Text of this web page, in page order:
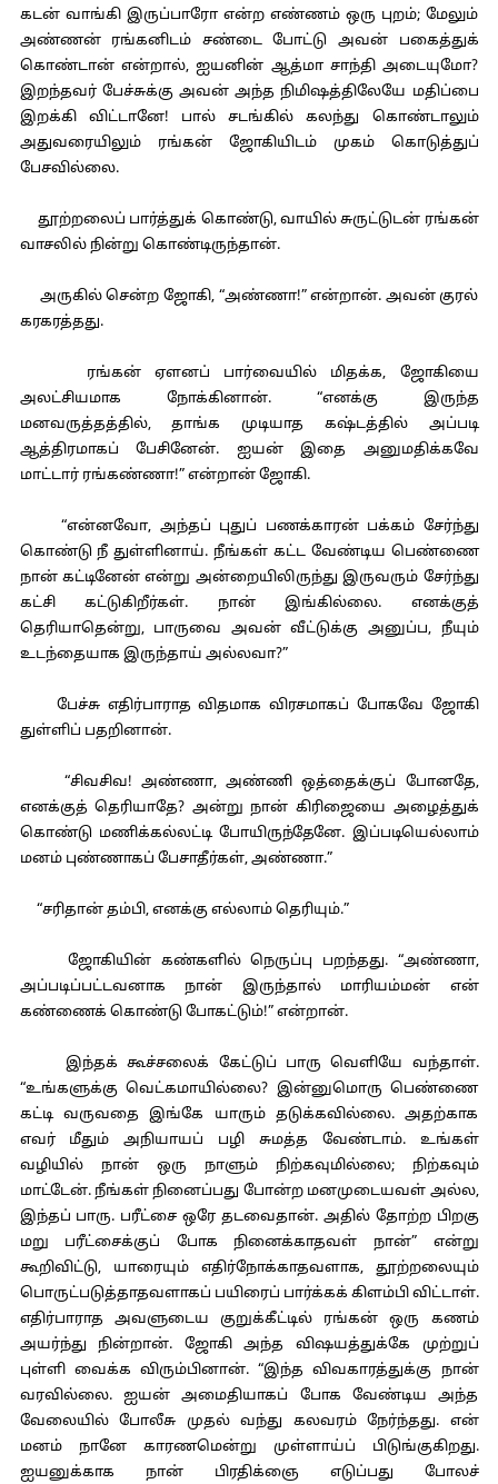
கடன் வாங்கி இருப்பாரோ என்ற எண்ணம் ஒரு புறம்; மேலும்
அண்ணன் ரங்கனிடம் சண்டை போட்டு அவன் பகைத்துக்
கொண்டான் என்றால், ஐயனின் ஆத்மா சாந்தி அடையுமோ?
இறந்தவர் பேச்சுக்கு அவன் அந்த நிமிஷத்திலேயே மதிப்பை
இறக்கி விட்டானே! பால் சடங்கில் கலந்து கொண்டாலும்
அதுவரையிலும் ரங்கன் ஜோகியிடம் முகம் கொடுத்துப்
பேசவில்லை.
தூற்றலைப் பார்த்துக் கொண்டு, வாயில் சுருட்டுடன் ரங்கன்
வாசலில் நின்று கொண்டிருந்தான்.
அருகில் சென்ற ஜோகி, “அண்ணா!” என்றான். அவன் குரல்
கரகரத்தது.
ரங்கன் ஏளனப் பார்வையில் மிதக்க, ஜோகியை
அலட்சியமாக நோக்கினான். “எனக்கு இருந்த
மனவருத்தத்தில், தாங்க முடியாத கஷ்டத்தில் அப்படி
ஆத்திரமாகப் பேசினேன். ஐயன் இதை அனுமதிக்கவே
மாட்டார் ரங்கண்ணா!” என்றான் ஜோகி.
“என்னவோ, அந்தப் புதுப் பணக்காரன் பக்கம் சேர்ந்து
கொண்டு நீ துள்ளினாய். நீங்கள் கட்ட வேண்டிய பெண்ணை
நான் கட்டினேன் என்று அன்றையிலிருந்து இருவரும் சேர்ந்து
கட்சி கட்டுகிறீர்கள். நான் இங்கில்லை. எனக்குத்
தெரியாதென்று, பாருவை அவன் வீட்டுக்கு அனுப்ப, நீயும்
உடந்தையாக இருந்தாய் அல்லவா?”
பேச்சு எதிர்பாராத விதமாக விரசமாகப் போகவே ஜோகி
துள்ளிப் பதறினான்.
“சிவசிவ! அண்ணா, அண்ணி ஒத்தைக்குப் போனதே,
எனக்குத் தெரியாதே? அன்று நான் கிரிஜையை அழைத்துக்
கொண்டு மணிக்கல்லட்டி போயிருந்தேனே. இப்படியெல்லாம்
மனம் புண்ணாகப் பேசாதீர்கள், அண்ணா.”
“சரிதான் தம்பி, எனக்கு எல்லாம் தெரியும்.”
ஜோகியின் கண்களில் நெருப்பு பறந்தது. “அண்ணா,
அப்படிப்பட்டவனாக நான் இருந்தால் மாரியம்மன் என்
கண்ணைக் கொண்டு போகட்டும்!” என்றான்.
இந்தக் கூச்சலைக் கேட்டுப் பாரு வெளியே வந்தாள்.
“உங்களுக்கு வெட்கமாயில்லை? இன்னுமொரு பெண்ணை
கட்டி வருவதை இங்கே யாரும் தடுக்கவில்லை. அதற்காக
எவர் மீதும் அநியாயப் பழி சுமத்த வேண்டாம். உங்கள்
வழியில் நான் ஒரு நாளும் நிற்கவுமில்லை; நிற்கவும்
மாட்டேன். நீங்கள் நினைப்பது போன்ற மனமுடையவள் அல்ல,
இந்தப் பாரு. பரீட்சை ஒரே தடவைதான். அதில் தோற்ற பிறகு
மறு பரீட்சைக்குப் போக நினைக்காதவள் நான்” என்று
கூறிவிட்டு, யாரையும் எதிர்நோக்காதவளாக, தூற்றலையும்
பொருட்படுத்தாதவளாகப் பயிரைப் பார்க்கக் கிளம்பி விட்டாள்.
எதிர்பாராத அவளுடைய குறுக்கீட்டில் ரங்கன் ஒரு கணம்
அயர்ந்து நின்றான். ஜோகி அந்த விஷயத்துக்கே முற்றுப்
புள்ளி வைக்க விரும்பினான். “இந்த விவகாரத்துக்கு நான்
வரவில்லை. ஐயன் அமைதியாகப் போக வேண்டிய அந்த
வேலையில் போலீசு முதல் வந்து கலவரம் நேர்ந்தது. என்
மனம் நானே காரணமென்று முள்ளாய்ப் பிடுங்குகிறது.
ஐயனுக்காக நான் பிரதிக்ஞை எடுப்பது போலச்